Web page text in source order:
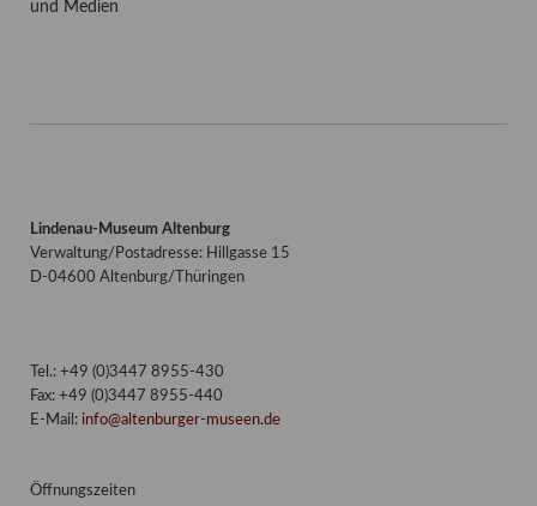
und Medien
Lindenau-Museum Altenburg
Verwaltung/Postadresse: Hillgasse 15
D-04600 Altenburg/Thüringen
Tel.: +49 (0)3447 8955-430
Fax: +49 (0)3447 8955-440
E-Mail: info@altenburger-museen.de
Öffnungszeiten